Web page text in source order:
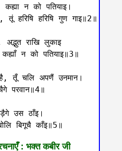
न को पतियाइ।
हरिषि हरिषि गुण गाइ॥2॥
राखि लुकाइ
न को पतियाइ॥3॥
तूँ चलि अपणैं उनमान।
परवान॥4॥
उस ठाँइ।
: भक्त कबीर जी